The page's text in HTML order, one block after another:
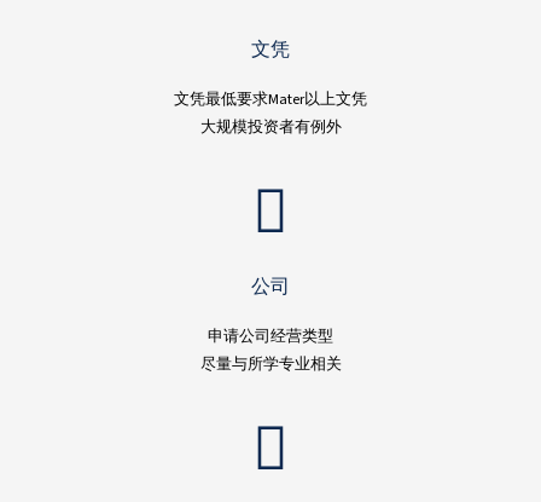
文凭
文凭最低要求Mater以上文凭
大规模投资者有例外
公司
申请公司经营类型
尽量与所学专业相关